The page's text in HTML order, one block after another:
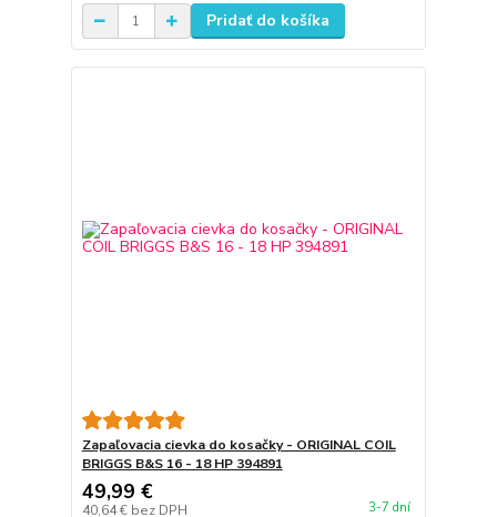
Pridať do košíka
Zapaľovacia cievka do kosačky - ORIGINAL COIL
BRIGGS B&S 16 - 18 HP 394891
49,99 €
40,64 € bez DPH 3-7 dní